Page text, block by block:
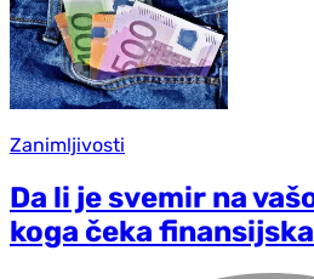
Zanimljivosti
Da li je svemir na
koga čeka